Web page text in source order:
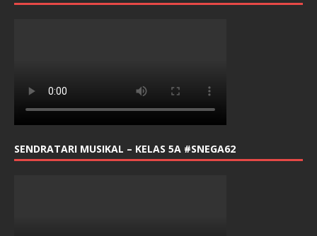
SENDRATARI MUSIKAL – KELAS 5A #SNEGA62